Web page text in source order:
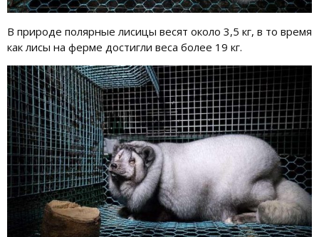
В природе полярные лисицы весят около 3,5 кг, в то время
как лисы на ферме достигли веса более 19 кг.